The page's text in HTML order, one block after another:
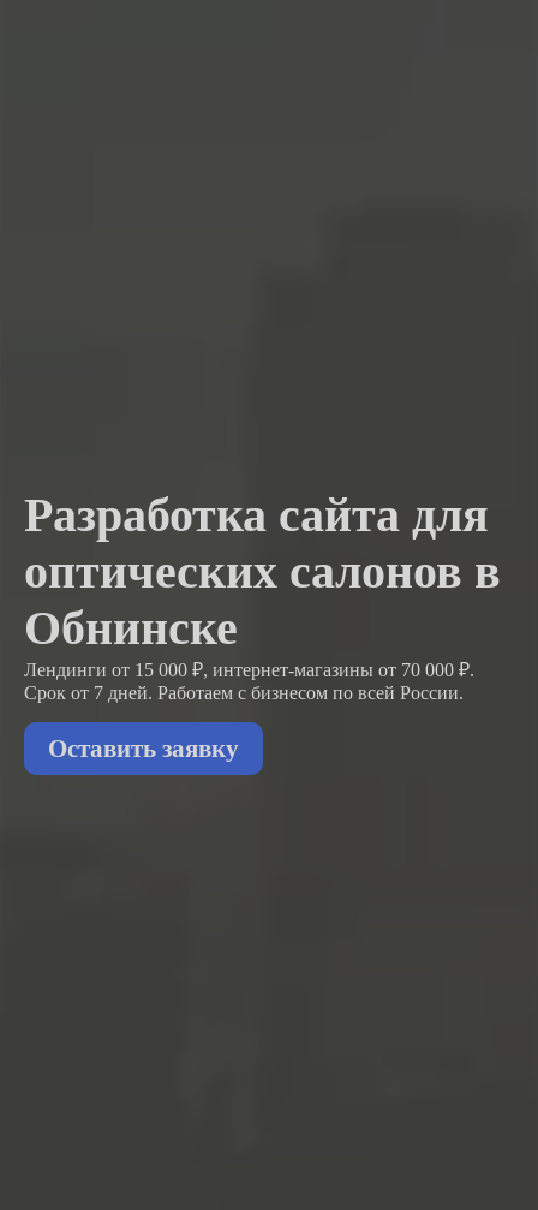
Разработка сайта для
оптических салонов в
Обнинске
Лендинги от 15 000 ₽, интернет-магазины от 70 000 ₽.
Срок от 7 дней. Работаем с бизнесом по всей России.
Оставить заявку